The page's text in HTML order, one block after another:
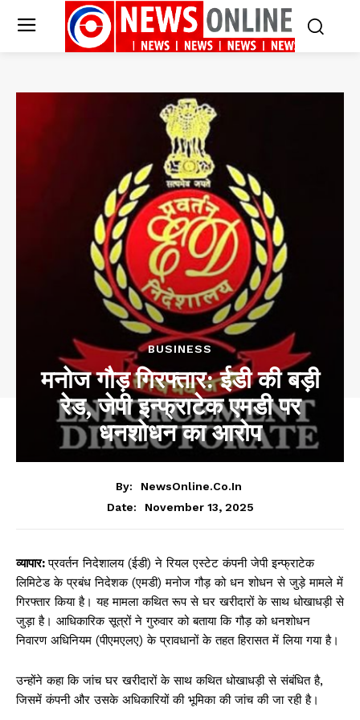
BUSINESS
मनोज गौड़ गिरफ्तार: ईडी की बड़ी
रेड, जेपी इन्फ्राटेक एमडी पर
धनशोधन का आरोप
By:
NewsOnline.co.in
Date:
November 13, 2025
व्यापार:प्रवर्तन निदेशालय (ईडी) ने रियल एस्टेट कंपनी जेपी इन्फ्राटेक
लिमिटेड के प्रबंध निदेशक (एमडी) मनोज गौड़ को धन शोधन से जुड़े मामले में
गिरफ्तार किया है। यह मामला कथित रूप से घर खरीदारों के साथ धोखाधड़ी से
जुड़ा है। आधिकारिक सूत्रों ने गुरुवार को बताया कि गौड़ को धनशोधन
निवारण अधिनियम (पीएमएलए) के प्रावधानों के तहत हिरासत में लिया गया है।
उन्होंने कहा कि जांच घर खरीदारों के साथ कथित धोखाधड़ी से संबंधित है,
जिसमें कंपनी और उसके अधिकारियों की भूमिका की जांच की जा रही है।